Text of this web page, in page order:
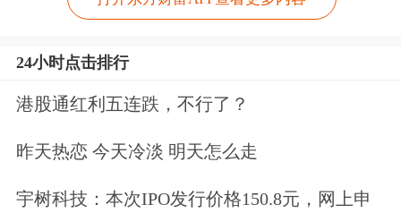
绿色5G数字工厂、年产250万套全钢子
胶将通过聚焦核心产品产能提升，发力
绿色高端战略，推动产品矩阵的进一步
优化，巩固企业的市场地位。
24小时点击排行
港股通红利五连跌，不行了？
昨天热恋 今天冷淡 明天怎么走
宇树科技：本次IPO发行价格150.8元，网上申